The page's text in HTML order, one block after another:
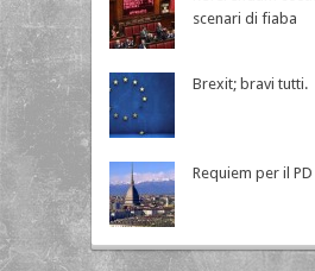
scenari di fiaba
Brexit; bravi tutti.
Requiem per il PD